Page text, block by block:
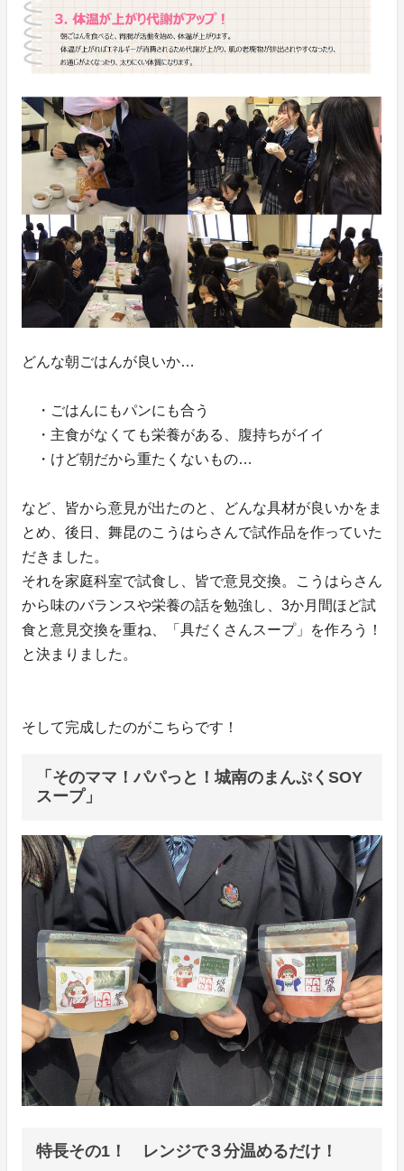
どんな朝ごはんが良いか…
・ごはんにもパンにも合う
・主食がなくても栄養がある、腹持ちがイイ
・けど朝だから重たくないもの…
など、皆から意見が出たのと、どんな具材が良いかをま
とめ、後日、舞昆のこうはらさんで試作品を作っていた
だきました。
それを家庭科室で試食し、皆で意見交換。こうはらさん
から味のバランスや栄養の話を勉強し、3か月間ほど試
食と意見交換を重ね、「具だくさんスープ」を作ろう！
と決まりました。
そして完成したのがこちらです！
「そのママ！パパっと！城南のまんぷくSOY
スープ」
特長その1！ レンジで３分温めるだけ！